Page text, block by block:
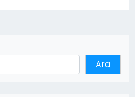
Ara